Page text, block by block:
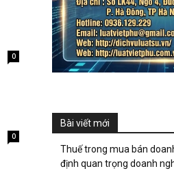
0
0
Bài viết mới
Thuế trong mua bán
định quan trọng doanh